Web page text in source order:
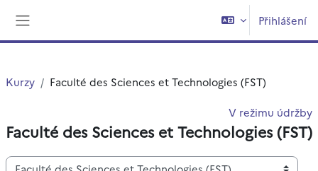
Přihlášení
Kurzy Faculté des Sciences et Technologies (FST)
V režimu údržby
Faculté des Sciences et Technologies (FST)